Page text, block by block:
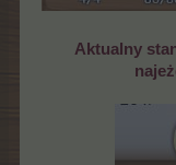
Aktualny